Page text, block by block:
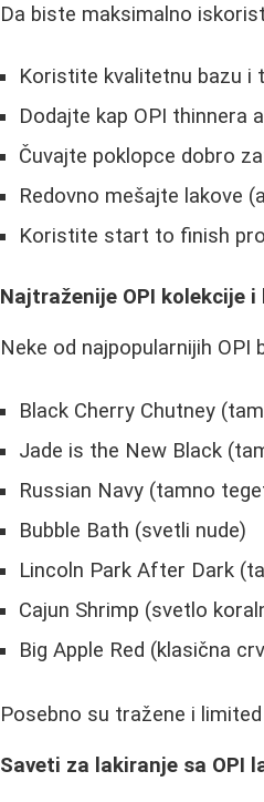
Da biste maksimalno
Koristite kvalitetnu bazu i
Dodajte kap OPI thinnera
Čuvajte poklopce dobro
Redovno mešajte lakove
Koristite start to finish
Najtraženije OPI kolekcije i
Neke od najpopularnijih OPI
Black Cherry Chutney
Jade is the New Black
Russian Navy (tamno
Bubble Bath (svetli nude)
Lincoln Park After Dark
Cajun Shrimp (svetlo
Big Apple Red (klasična
Posebno su tražene i
Saveti za lakiranje sa OPI